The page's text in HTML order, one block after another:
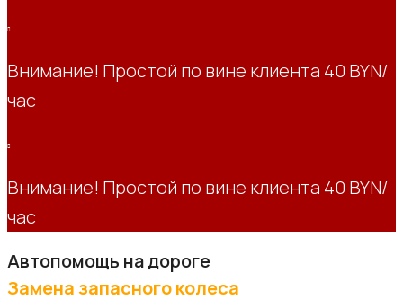
Внимание! Простой по вине клиента 40 BYN/
час
Внимание! Простой по вине клиента 40 BYN/
час
Автопомощь на дороге
Замена запасного колеса